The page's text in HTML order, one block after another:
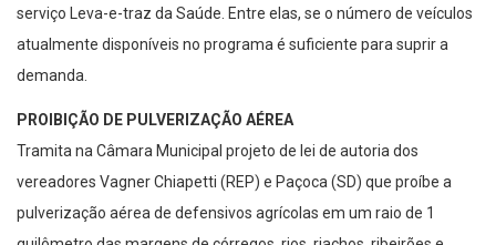
serviço Leva-e-traz da Saúde. Entre elas, se o número de veículos
atualmente disponíveis no programa é suficiente para suprir a
demanda.
PROIBIÇÃO DE PULVERIZAÇÃO AÉREA
Tramita na Câmara Municipal projeto de lei de autoria dos
vereadores Vagner Chiapetti (REP) e Paçoca (SD) que proíbe a
pulverização aérea de defensivos agrícolas em um raio de 1